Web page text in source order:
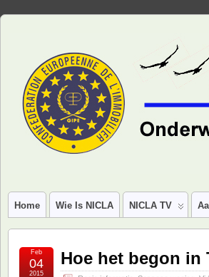
Home Wie Is NICLA NICLA TV
Hoe het begon in
Feb
04
2015